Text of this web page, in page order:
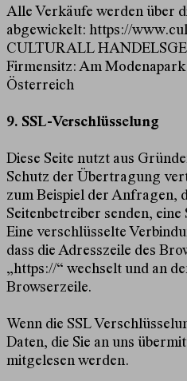
Alle Verkäufe werden über
abgewickelt: https://
CULTURALL
Firmensitz: Am Modenapark
Österreich
9. SSL-Verschlüsselung
Diese Seite nutzt aus
Schutz der Übertragung
zum Beispiel der Anfragen,
Seitenbetreiber senden,
Eine verschlüsselte
dass die Adresszeile des
„https://“ wechselt und an
Browserzeile.
Wenn die SSL
Daten, die Sie an uns
mitgelesen werden.